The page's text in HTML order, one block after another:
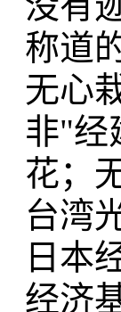
称道
无心
非"经
花；
台湾
日本
经济